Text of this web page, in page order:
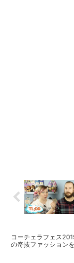
コーチェラフェス
の奇抜ファッション